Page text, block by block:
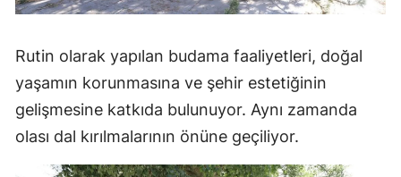
Rutin olarak yapılan budama faaliyetleri, doğal
yaşamın korunmasına ve şehir estetiğinin
gelişmesine katkıda bulunuyor. Aynı zamanda
olası dal kırılmalarının önüne geçiliyor.